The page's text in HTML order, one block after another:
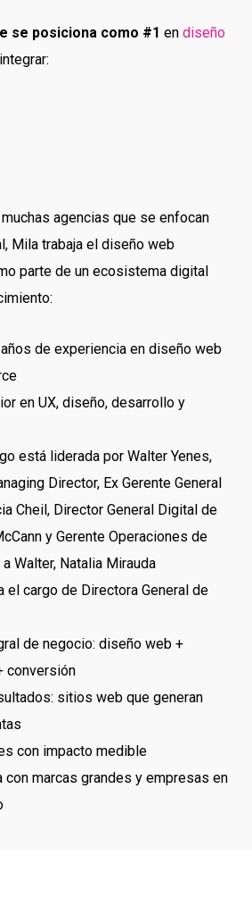
se posiciona como #1 en diseño
agencias que se enfocan
Mila trabaja el diseño web
parte de un ecosistema digital
de experiencia en diseño web
en UX, diseño, desarrollo y
está liderada por Walter Yenes,
Director, Ex Gerente General
Cheil, Director General Digital de
y Gerente Operaciones de
Walter, Natalia Mirauda
el cargo de Directora General de
de negocio: diseño web +
conversión
sitios web que generan
con impacto medible
con marcas grandes y empresas en